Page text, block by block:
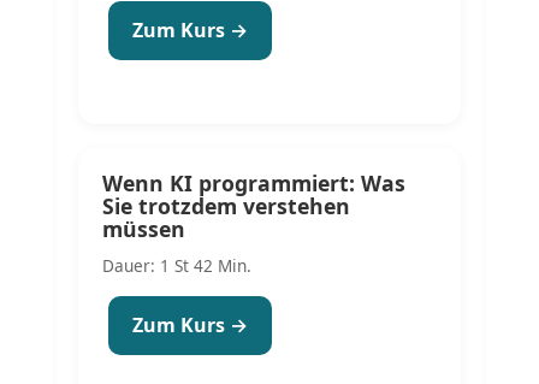
Zum Kurs →
Wenn KI programmiert: Was
Sie trotzdem verstehen
müssen
Dauer: 1 St 42 Min.
Zum Kurs →